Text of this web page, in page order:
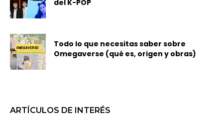
del K-POP
Todo lo que necesitas saber sobre
Omegaverse (qué es, origen y obras)
ARTÍCULOS DE INTERÉS